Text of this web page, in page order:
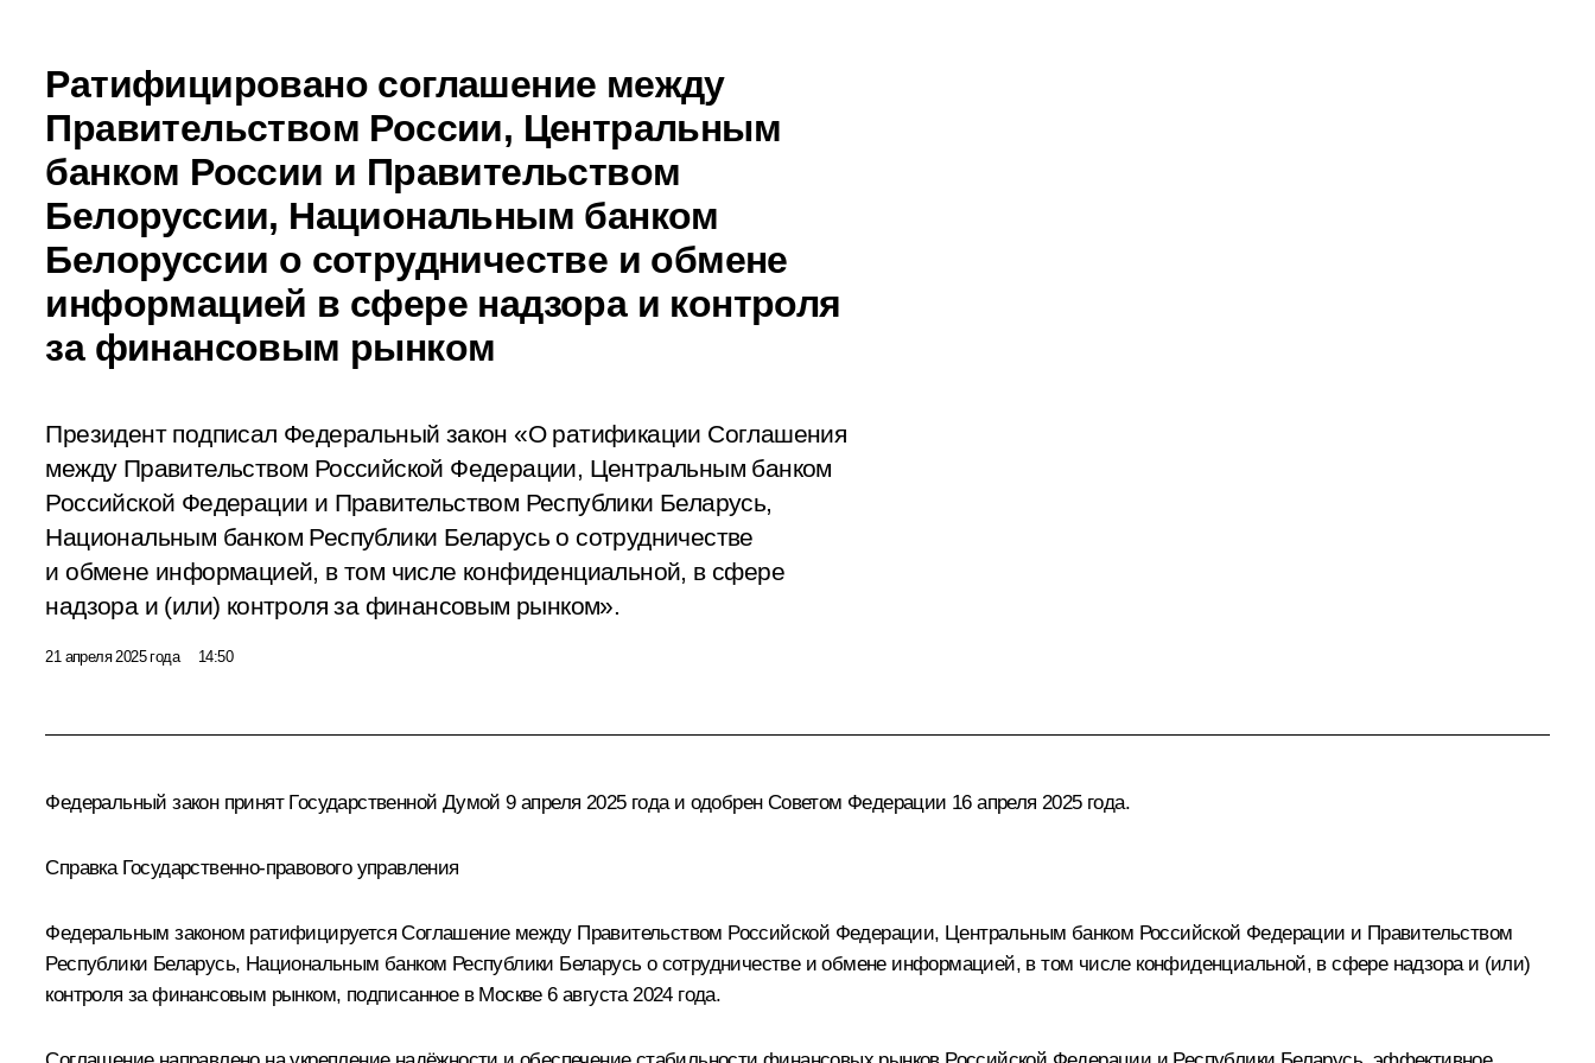
Ратифицировано соглашение между
Правительством России, Центральным
банком России и Правительством
Белоруссии, Национальным банком
Белоруссии о сотрудничестве и обмене
информацией в сфере надзора и контроля
за финансовым рынком
Президент подписал Федеральный закон «О ратификации Соглашения
между Правительством Российской Федерации, Центральным банком
Российской Федерации и Правительством Республики Беларусь,
Национальным банком Республики Беларусь о сотрудничестве
и обмене информацией, в том числе конфиденциальной, в сфере
надзора и (или) контроля за финансовым рынком».
21 апреля 2025 года 14:50
Федеральный закон принят Государственной Думой 9 апреля 2025 года и одобрен Советом Федерации 16 апреля 2025 года.
Справка Государственно-правового управления
Федеральным законом ратифицируется Соглашение между Правительством Российской Федерации, Центральным банком Российской Федерации и Правительством
Республики Беларусь, Национальным банком Республики Беларусь о сотрудничестве и обмене информацией, в том числе конфиденциальной, в сфере надзора и (или)
контроля за финансовым рынком, подписанное в Москве 6 августа 2024 года.